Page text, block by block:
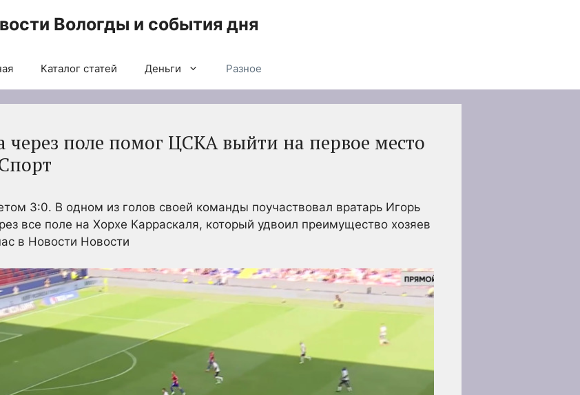
Вологды и события дня
Каталог статей Деньги Разное
через поле помог ЦСКА выйти на первое место
3:0. В одном из голов своей команды поучаствовал вратарь Игорь
все поле на Хорхе Карраскаля, который удвоил преимущество хозяев
в Новости Новости